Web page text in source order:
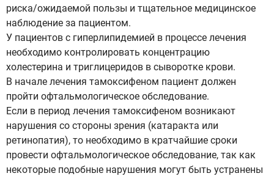
риска/ожидаемой пользы и тщательное медицинское
наблюдение за пациентом.
У пациентов с гиперлипидемией в процессе лечения
необходимо контролировать концентрацию
холестерина и триглицеридов в сыворотке крови.
В начале лечения тамоксифеном пациент должен
пройти офтальмологическое обследование.
Если в период лечения тамоксифеном возникают
нарушения со стороны зрения (катаракта или
ретинопатия), то необходимо в кратчайшие сроки
провести офтальмологическое обследование, так как
некоторые подобные нарушения могут быть устранены